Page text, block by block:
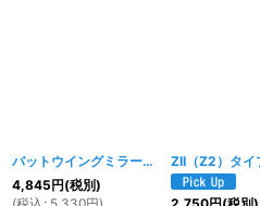
バットウイングミラー 910w-913w]
4,845円(税別)